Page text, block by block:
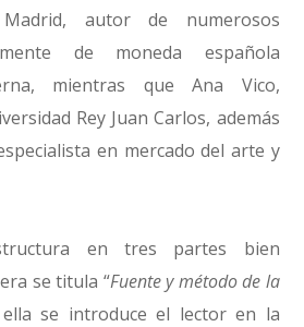
autor de numerosos
de moneda española
mientras que Ana Vico,
Rey Juan Carlos, además
en mercado del arte y
en tres partes bien
se titula “Fuente y método de la
se introduce el lector en la